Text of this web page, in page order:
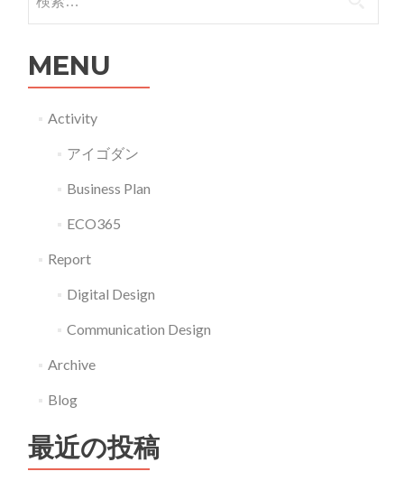
MENU
Activity
アイゴダン
Business Plan
ECO365
Report
Digital Design
Communication Design
Archive
Blog
最近の投稿